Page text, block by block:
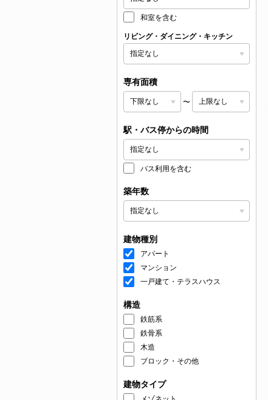
和室を含む
リビング・ダイニング・キッチン
専有面積
〜
駅・バス停からの時間
バス利用を含む
築年数
建物種別
アパート
マンション
一戸建て・テラスハウス
構造
鉄筋系
鉄骨系
木造
ブロック・その他
建物タイプ